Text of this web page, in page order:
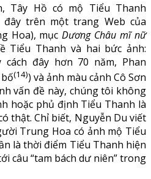
Tây Hồ có mộ Tiểu Thanh
đây trên một trang Web của
Hoa), mụcDương Châu mĩ nữ
Tiểu Thanh và hai bức ảnh:
cách đây hơn 70 năm, Phan
(14)) và ảnh màu cảnh Cô Sơn
vấn đề này, chúng tôi không
hoặc phủ định Tiểu Thanh là
thật. Chỉ biết, Nguyễn Du viết
Trung Hoa có ảnh mộ Tiểu
là thời điểm Tiểu Thanh hiện
câu “tam bách dư niên” trong